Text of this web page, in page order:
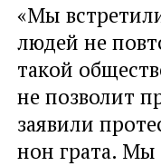
«Мы
людей не
такой
не позволит
заявили
нон грата. Мы